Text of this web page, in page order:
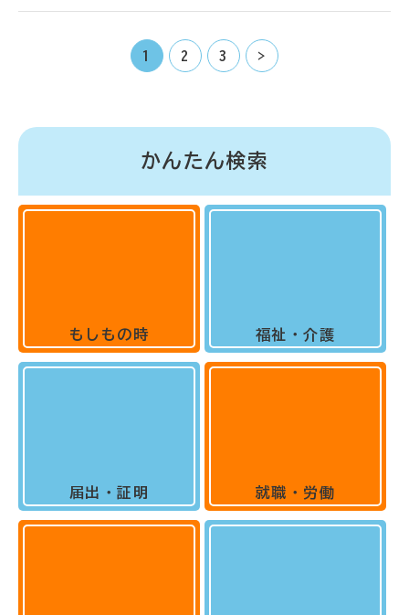
1 2 3 >
かんたん検索
もしもの時
届出・証明
福祉・介護
就職・労働